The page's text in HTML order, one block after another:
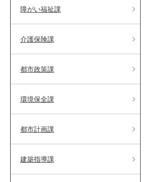
障がい福祉課
介護保険課
都市政策課
環境保全課
都市計画課
建築指導課